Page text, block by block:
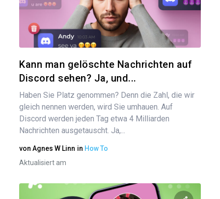
Diesen
Kann man gelöschte Nachrichten auf
Discord sehen? Ja, und...
Haben Sie Platz genommen? Denn die Zahl, die wir
gleich nennen werden, wird Sie umhauen. Auf
Discord werden jeden Tag etwa 4 Milliarden
Nachrichten ausgetauscht. Ja,...
von Agnes W Linn in How To
Aktualisiert am